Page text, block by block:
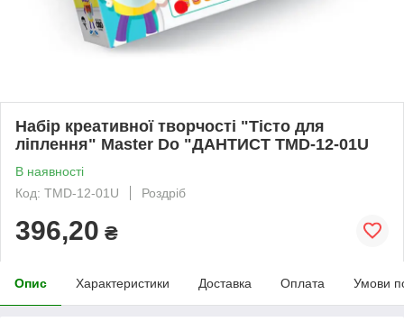
Набір креативної творчості "Тісто для
ліплення" Master Do "ДАНТИСТ TMD-12-01U
В наявності
Код: TMD-12-01U
Роздріб
396,20 ₴
Опис Характеристики Доставка Оплата Умови